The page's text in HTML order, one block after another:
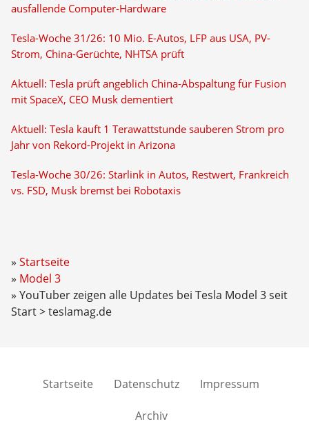
ausfallende Computer-Hardware
Tesla-Woche 31/26: 10 Mio. E-Autos, LFP aus USA, PV-
Strom, China-Gerüchte, NHTSA prüft
Aktuell: Tesla prüft angeblich China-Abspaltung für Fusion
mit SpaceX, CEO Musk dementiert
Aktuell: Tesla kauft 1 Terawattstunde sauberen Strom pro
Jahr von Rekord-Projekt in Arizona
Tesla-Woche 30/26: Starlink in Autos, Restwert, Frankreich
vs. FSD, Musk bremst bei Robotaxis
Startseite
Model 3
YouTuber zeigen alle Updates bei Tesla Model 3 seit
Start > teslamag.de
Startseite Datenschutz Impressum
Archiv